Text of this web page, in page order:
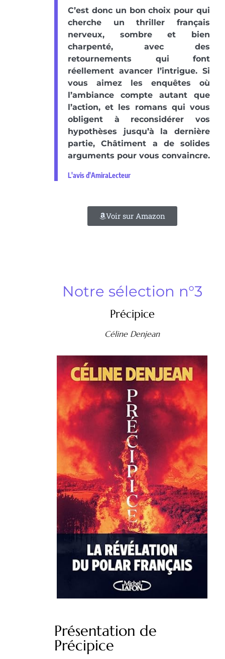
C’est donc un bon choix pour qui
cherche un thriller français
nerveux, sombre et bien
charpenté, avec des
retournements qui font
réellement avancer l’intrigue. Si
vous aimez les enquêtes où
l’ambiance compte autant que
l’action, et les romans qui vous
obligent à reconsidérer vos
hypothèses jusqu’à la dernière
partie, Châtiment a de solides
arguments pour vous convaincre.
L'avis d'AmiraLecteur
Voir sur Amazon
Notre sélection n°3
Précipice
Céline Denjean
Présentation de
Précipice